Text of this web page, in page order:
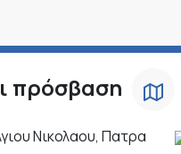
πρόσβαση
Νικολαου, Πατρα